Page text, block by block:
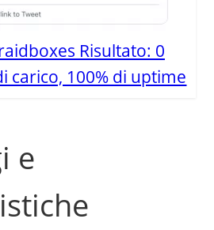
Risultato: 0
carico, 100% di uptime
e